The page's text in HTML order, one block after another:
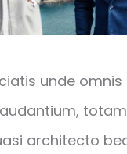
unde
architecto